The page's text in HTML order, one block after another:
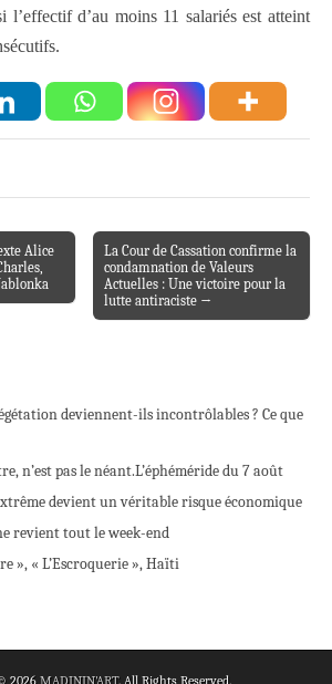
l’effectif d’au moins 11 salariés est atteint
Alice
La Cour de Cassation confirme la
condamnation de Valeurs
Actuelles : Une victoire pour la
lutte antiraciste →
deviennent-ils incontrôlables ? Ce que
n’est pas le néant.L’éphéméride du 7 août
devient un véritable risque économique
revient tout le week-end
», « L’Escroquerie », Haïti
2026 MADININ'ART. All Rights Reserved.